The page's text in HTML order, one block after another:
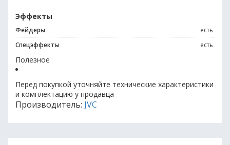
Эффекты
Фейдеры
есть
Спецэффекты
есть
Полезное
Перед покупкой уточняйте технические характеристики
и комплектацию у продавца
Производитель: JVC